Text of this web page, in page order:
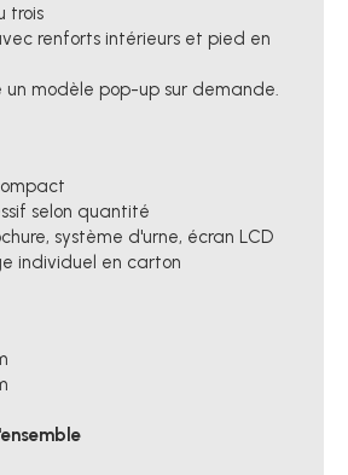
trois
renforts intérieurs et pied en
un modèle pop-up sur demande.
selon quantité
système d'urne, écran LCD
individuel en carton